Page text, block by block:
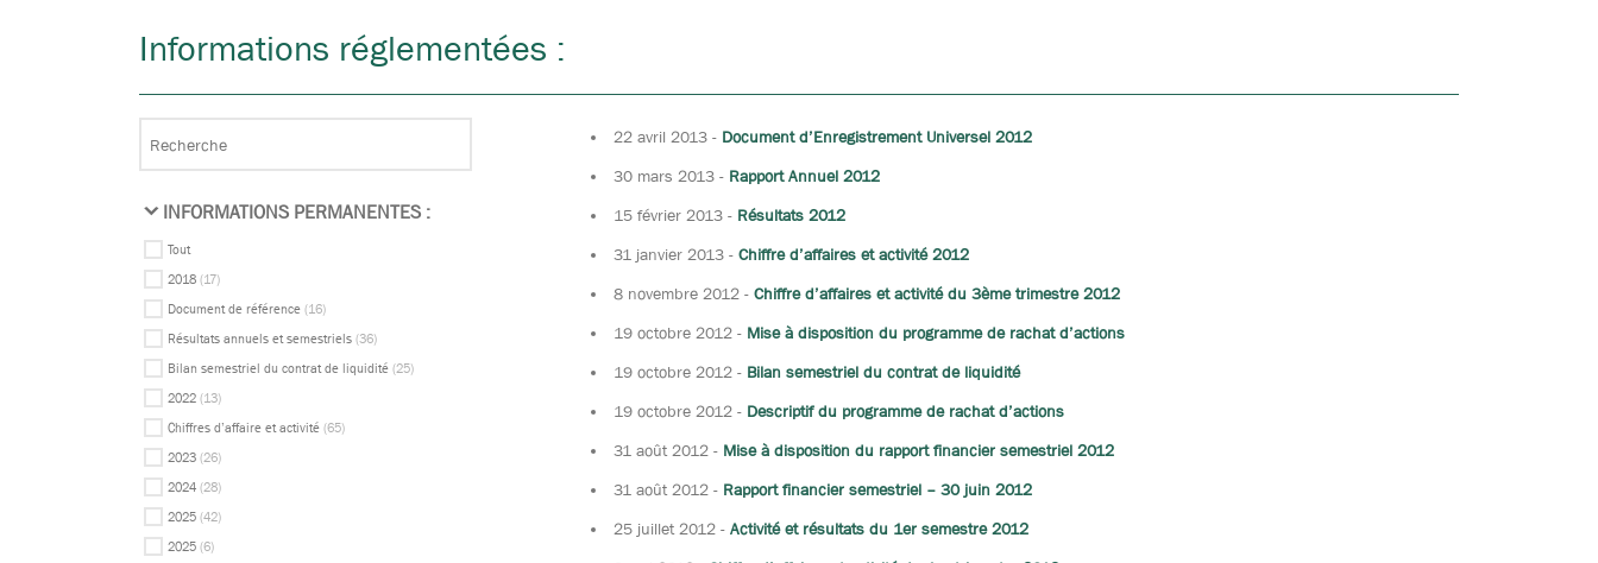
Informations réglementées :
INFORMATIONS PERMANENTES :
Tout
2018 (17)
Document de référence (16)
Résultats annuels et semestriels (36)
Bilan semestriel du contrat de liquidité (25)
2022 (13)
Chiffres d’affaire et activité (65)
2023 (26)
2024 (28)
2025 (42)
2025 (6)
22 avril 2013 - Document d’Enregistrement Universel 2012
30 mars 2013 - Rapport Annuel 2012
15 février 2013 - Résultats 2012
31 janvier 2013 - Chiffre d’affaires et activité 2012
8 novembre 2012 - Chiffre d’affaires et activité du 3ème trimestre 2012
19 octobre 2012 - Mise à disposition du programme de rachat d’actions
19 octobre 2012 - Bilan semestriel du contrat de liquidité
19 octobre 2012 - Descriptif du programme de rachat d’actions
31 août 2012 - Mise à disposition du rapport financier semestriel 2012
31 août 2012 - Rapport financier semestriel – 30 juin 2012
25 juillet 2012 - Activité et résultats du 1er semestre 2012